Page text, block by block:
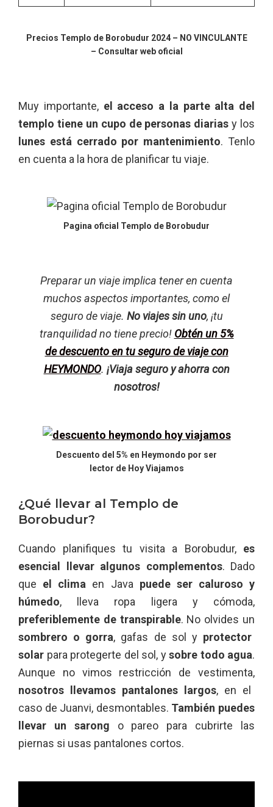
Precios Templo de Borobudur 2024 – NO VINCULANTE
– Consultar web oficial
Muy importante, el acceso a la parte alta del
templo tiene un cupo de personas diarias y los
lunes está cerrado por mantenimiento. Tenlo
en cuenta a la hora de planificar tu viaje.
Pagina oficial Templo de Borobudur
Preparar un viaje implica tener en cuenta
muchos aspectos importantes, como el
seguro de viaje. No viajes sin uno, ¡tu
tranquilidad no tiene precio! Obtén un 5%
de descuento en tu seguro de viaje con
HEYMONDO. ¡Viaja seguro y ahorra con
nosotros!
Descuento del 5% en Heymondo por ser
lector de Hoy Viajamos
¿Qué llevar al Templo de
Borobudur?
Cuando planifiques tu visita a Borobudur,es
esencial llevar algunos complementos. Dado
que el clima en Java puede ser caluroso y
húmedo, lleva ropa ligera y cómoda,
preferiblemente de transpirable. No olvides un
sombrero o gorra, gafas de sol y protector
solar para protegerte del sol, ysobre todo agua.
Aunque no vimos restricción de vestimenta,
nosotros llevamos pantalones largos, en el
caso de Juanvi, desmontables. También puedes
llevar un sarong o pareo para cubrirte las
piernas si usas pantalones cortos.